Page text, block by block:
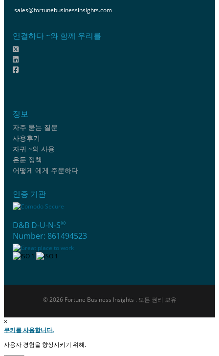
sales@fortunebusinessinsights.com
연결하다 ~와 함께 우리를
정보
자주 묻는 질문
사용후기
자귀 ~의 사용
은둔 정책
어떻게 에게 주문하다
인증 기관
D&B D-U-N-S®
Number: 861494523
© 2026 Fortune Business Insights . 모든 권리 보유
×
쿠키를 사용합니다.
사용자 경험을 향상시키기 위해.